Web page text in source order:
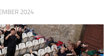
2024